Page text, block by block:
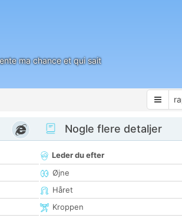
ma chance et qui sait
Nogle flere detaljer
Leder du efter
Øjne
Håret
Kroppen